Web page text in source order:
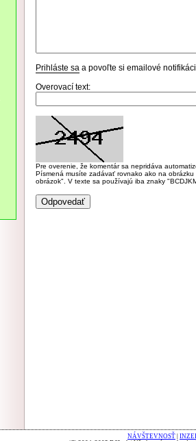
Prihláste sa a povoľte si emailové
Overovací text:
Pre overenie, že komentár sa nepridáva
Písmená musíte zadávať rovnako ako na
obrázok". V texte sa používajú iba znaky
NÁVŠTEVNOSŤ